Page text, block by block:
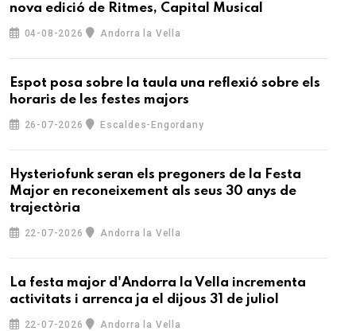
nova edició de Ritmes, Capital Musical
04-08-2026 Andorra la Vella
Espot posa sobre la taula una reflexió sobre els
horaris de les festes majors
26-07-2026 Escaldes-Engordany
Hysteriofunk seran els pregoners de la Festa
Major en reconeixement als seus 30 anys de
trajectòria
22-07-2026 Andorra la Vella
La festa major d'Andorra la Vella incrementa
activitats i arrenca ja el dijous 31 de juliol
22-07-2026 Andorra la Vella